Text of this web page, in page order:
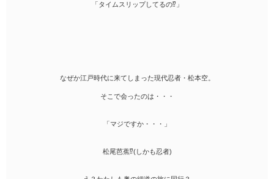
「タイムスリップしてるの⁉︎」
なぜか江戸時代に来てしまった現代忍者・松本空。
そこで会ったのは・・・
「マジですか・・・」
松尾芭蕉⁉︎(しかも忍者)